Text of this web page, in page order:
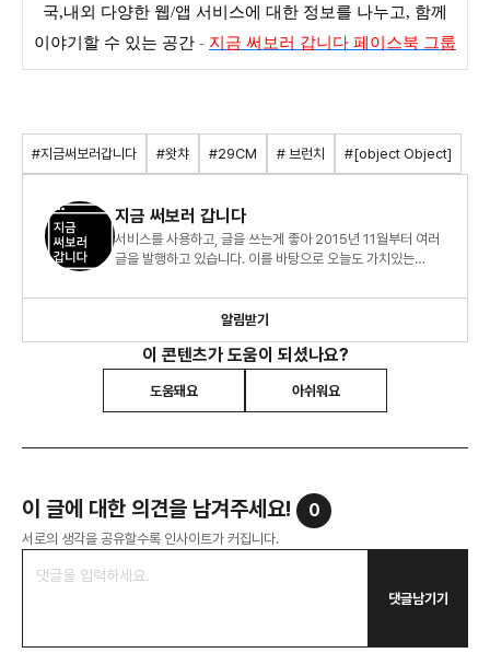
국,내외 다양한 웹/앱 서비스에 대한 정보를 나누고, 함께
이야기할 수 있는 공간 - 지금 써보러 갑니다 페이스북 그룹
#지금써보러갑니다 #왓챠 #29CM # 브런치 #[object Object]
지금 써보러 갑니다
서비스를 사용하고, 글을 쓰는게 좋아 2015년 11월부터 여러
글을 발행하고 있습니다. 이를 바탕으로 오늘도 가치있는
알림받기
이 콘텐츠가 도움이 되셨나요?
도움돼요 아쉬워요
이 글에 대한 의견을 남겨주세요! 0
서로의 생각을 공유할수록 인사이트가 커집니다.
댓글남기기